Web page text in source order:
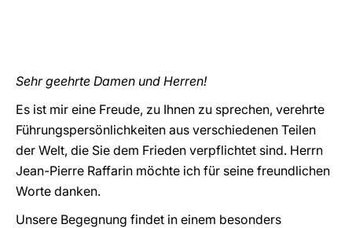
Sehr geehrte Damen und Herren!
Es ist mir eine Freude, zu Ihnen zu sprechen, verehrte
Führungspersönlichkeiten aus verschiedenen Teilen
der Welt, die Sie dem Frieden verpflichtet sind. Herrn
Jean-Pierre Raffarin möchte ich für seine freundlichen
Worte danken.
Unsere Begegnung findet in einem besonders